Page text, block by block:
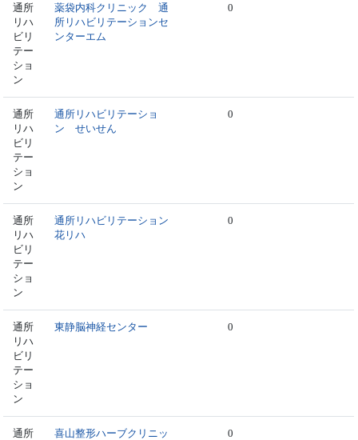
通所
リハ
ビリ
テー
ショ
ン
薬袋内科クリニック 通
所リハビリテーションセ
ンターエム
0
通所
リハ
ビリ
テー
ショ
ン
通所リハビリテーショ
ン せいせん
0
通所
リハ
ビリ
テー
ショ
ン
通所リハビリテーション
花リハ
0
通所
リハ
ビリ
テー
ショ
ン
東静脳神経センター 0
通所
喜山整形ハーブクリニッ
0